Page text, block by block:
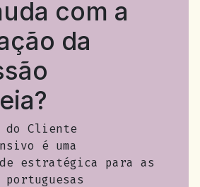
com a
da
do Cliente
é uma
estratégica para as